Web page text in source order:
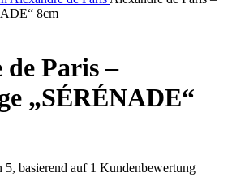
8cm
Paris –
„SÉRÉNADE“
5, basierend auf 1 Kundenbewertung